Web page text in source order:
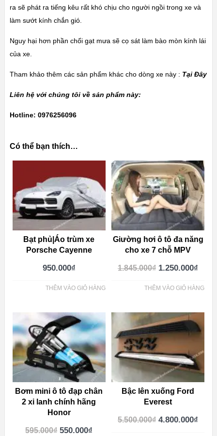
ra sẽ phát ra tiếng kêu rất khó chịu cho người ngồi trong xe và
làm sướt kính chắn gió.
Nguy hại hơn phần chổi gạt mưa sẽ cọ sát làm bào mòn kính lái
của xe.
Tham khảo thêm các sản phẩm khác cho dòng xe này : Tại Đây
Liên hệ với chúng tôi về sản phẩm này:
Hotline: 0976256096
Có thể bạn thích…
Bạt phủ|Áo trùm xe
Porsche Cayenne
950.000₫
THÊM VÀO GIỎ HÀNG
Giường hơi ô tô đa năng
cho xe 7 chỗ MPV
1.845.000₫ 1.250.000₫
THÊM VÀO GIỎ HÀNG
Bơm mini ô tô đạp chân
2 xi lanh chính hãng
Honor
595.000₫ 550.000₫
Bậc lên xuống Ford
Everest
5.500.000₫ 4.800.000₫